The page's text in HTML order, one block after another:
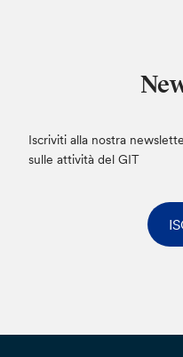
Regolamento (UE)
da garantire la
elettronici. I dati che
conservati non oltre
necessario per dare
I dati personali
in Paesi Terzi, con
appartenenti
Iscriviti alla nostra
sulle attività del GIT